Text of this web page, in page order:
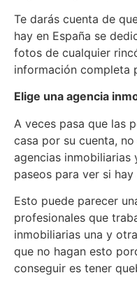
Te darás cuenta de
hay en España se
fotos de cualquier
información completa
Elige una agencia
A veces pasa que las
casa por su cuenta,
agencias inmobiliarias
paseos para ver si
Esto puede parecer
profesionales que
inmobiliarias una y
que no hagan esto
conseguir es tener